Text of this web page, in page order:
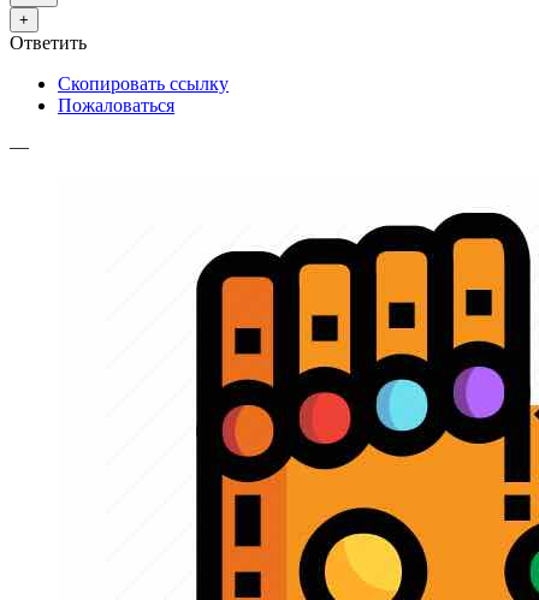
+
Ответить
Скопировать ссылку
Пожаловаться
—